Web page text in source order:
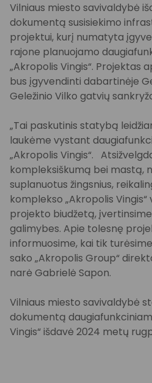
Vilniaus miesto savivaldybė
dokumentą susisiekimo
projektui, kurį numatyta
rajone planuojamo
„Akropolis Vingis“. Projektas
bus įgyvendinti dabartinėje
Geležinio Vilko gatvių
„Tai paskutinis statybą
laukėme vystant
„Akropolis Vingis“.
kompleksiškumą bei mastą,
suplanuotus žingsnius,
komplekso „Akropolis
projekto biudžetą,
galimybes. Apie tolesnę
informuosime, kai tik
sako „Akropolis Group“
narė Gabrielė Sapon.
Vilniaus miesto savivaldybė
dokumentą
Vingis“ išdavė 2024 metų